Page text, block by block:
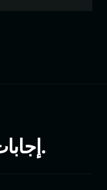
إجابات على أسئلتك.